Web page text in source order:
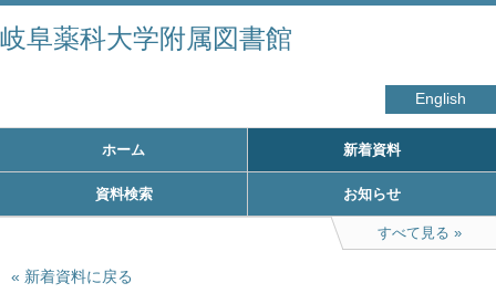
岐阜薬科大学附属図書館
English
ホーム 新着資料
資料検索 お知らせ
すべて見る
新着資料に戻る